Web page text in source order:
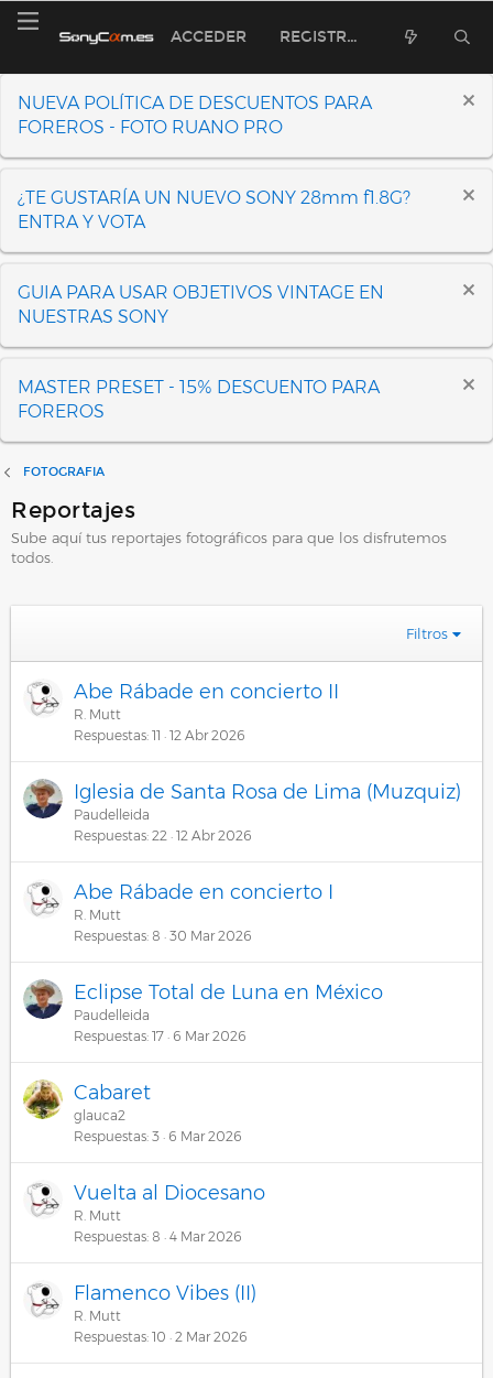
ACCEDER REGISTRARSE
NUEVA POLÍTICA DE DESCUENTOS PARA
FOREROS - FOTO RUANO PRO
¿TE GUSTARÍA UN NUEVO SONY 28mm f1.8G?
ENTRA Y VOTA
GUIA PARA USAR OBJETIVOS VINTAGE EN
NUESTRAS SONY
MASTER PRESET - 15% DESCUENTO PARA
FOREROS
FOTOGRAFIA
Reportajes
Sube aquí tus reportajes fotográficos para que los disfrutemos
todos.
Filtros
Abe Rábade en concierto II
R. Mutt
Respuestas 11 12 Abr 2026
Iglesia de Santa Rosa de Lima (Muzquiz)
Paudelleida
Respuestas 22 12 Abr 2026
Abe Rábade en concierto I
R. Mutt
Respuestas 8 30 Mar 2026
Eclipse Total de Luna en México
Paudelleida
Respuestas 17 6 Mar 2026
Cabaret
glauca2
Respuestas 3 6 Mar 2026
Vuelta al Diocesano
R. Mutt
Respuestas 8 4 Mar 2026
Flamenco Vibes (II)
R. Mutt
Respuestas 10 2 Mar 2026